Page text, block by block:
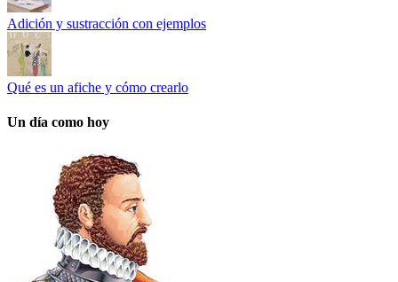
Adición y sustracción con ejemplos
Qué es un afiche y cómo crearlo
Un día como hoy